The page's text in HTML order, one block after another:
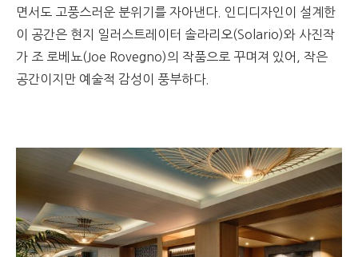
면서도 고풍스러운 분위기를 자아낸다. 인디디자인이 설계한
이 공간은 현지 일러스트레이터 솔라리오(Solario)와 사진작
가 조 로베뇨(Joe Rovegno)의 작품으로 꾸며져 있어, 작은
공간이지만 예술적 감성이 풍부하다.